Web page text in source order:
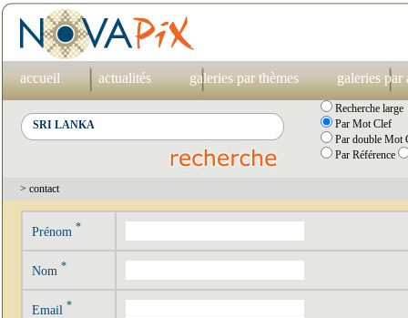
accueil actualités galeries par thèmes galeries par
Recherche large
Par Mot Clef
Par double Mot
Par Référence
> contact
Prénom *
Nom *
Email *